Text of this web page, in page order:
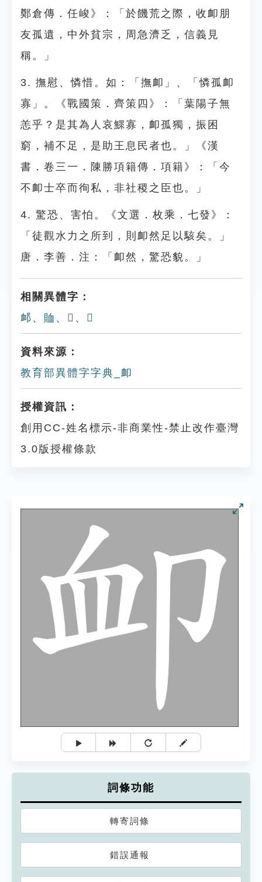
鄭倉傳．任峻》：「於饑荒之際，收卹朋
友孤遺，中外貧宗，周急濟乏，信義見
稱。」
3. 撫慰、憐惜。如：「撫卹」、「憐孤卹
寡」。《戰國策．齊策四》：「葉陽子無
恙乎？是其為人哀鰥寡，卹孤獨，振困
窮，補不足，是助王息民者也。」《漢
書．卷三一．陳勝項籍傳．項籍》：「今
不卹士卒而徇私，非社稷之臣也。」
4. 驚恐、害怕。《文選．枚乘．七發》：
「徒觀水力之所到，則卹然足以駭矣。」
唐．李善．注：「卹然，驚恐貌。」
相關異體字：
䘏 、 賉 、 𨜧 、 𨟰
資料來源：
教育部異體字字典_卹
授權資訊：
創用CC-姓名標示-非商業性-禁止改作臺灣
3.0版授權條款
詞條功能
轉寄詞條
錯誤通報